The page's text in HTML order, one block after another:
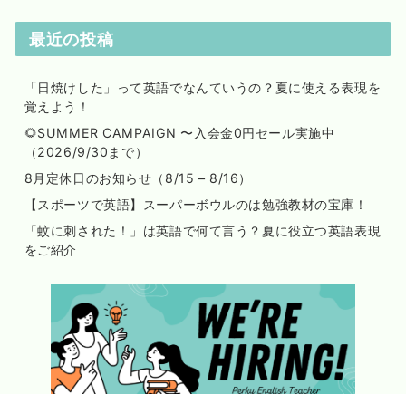
最近の投稿
「日焼けした」って英語でなんていうの？夏に使える表現を
覚えよう！
🌻SUMMER CAMPAIGN 〜入会金0円セール実施中
（2026/9/30まで）
8月定休日のお知らせ（8/15 – 8/16）
【スポーツで英語】スーパーボウルのは勉強教材の宝庫！
「蚊に刺された！」は英語で何て言う？夏に役立つ英語表現
をご紹介